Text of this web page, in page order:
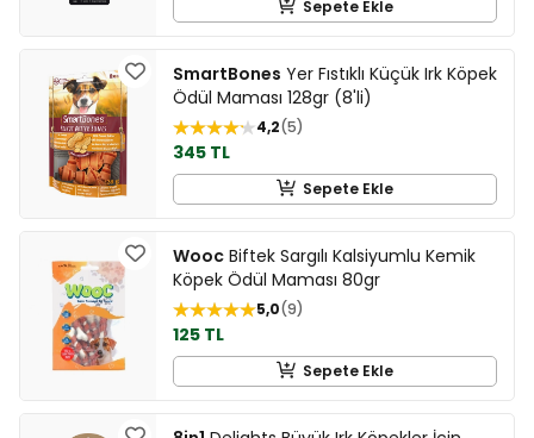
Sepete Ekle
SmartBones Yer Fıstıklı Küçük Irk Köpek
Ödül Maması 128gr (8'li)
4,2 5
345 TL
Sepete Ekle
Wooc Biftek Sargılı Kalsiyumlu Kemik
Köpek Ödül Maması 80gr
5,0 9
125 TL
Sepete Ekle